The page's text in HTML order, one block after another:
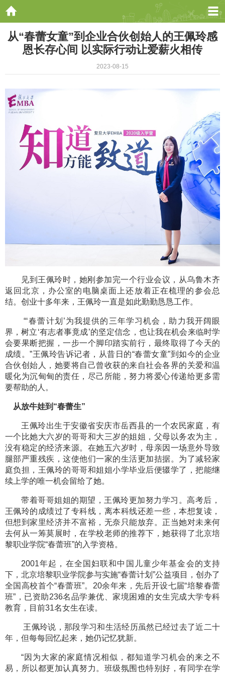
从“春蕾女童”到企业合伙创始人的王佩玲感
恩长存心间 以实际行动让爱薪火相传
2023-08-15
见到王佩玲时，她刚参加完一个行业会议，从乌鲁木齐
返回北京，办公室的电脑桌面上还放着正在梳理的参会总
结。创业十多年来，王佩玲一直是如此勤勤恳恳工作。
“‘春蕾计划’为我提供的三年学习机会，助力我开阔眼
界，树立‘有志者事竟成’的坚定信念，也让我在机会来临时学
会要果断把握，一步一个脚印踏实前行，最终取得了今天的
成绩。”王佩玲告诉记者，从昔日的“春蕾女童”到如今的企业
合伙创始人，她要将自己曾收获的来自社会各界的关爱和温
暖化为沉甸甸的责任，尽己所能，努力将爱心传递给更多需
要帮助的人。
从放牛娃到“春蕾生”
王佩玲出生于安徽省安庆市岳西县的一个农民家庭，有
一个比她大六岁的哥哥和大三岁的姐姐，父母以务农为主，
没有稳定的经济来源。在她五六岁时，母亲因一场意外导致
腿部严重残疾，这使他们一家的生活更加拮据。为了减轻家
庭负担，王佩玲的哥哥和姐姐小学毕业后便辍学了，把能继
续上学的唯一机会留给了她。
带着哥哥姐姐的期望，王佩玲更加努力学习。高考后，
王佩玲的成绩过了专科线，离本科线还差一些，本想复读，
但想到家里经济并不富裕，无奈只能放弃。正当她对未来何
去何从一筹莫展时，在学校老师的推荐下，她获得了北京培
黎职业学院“春蕾班”的入学资格。
2001年起，在全国妇联和中国儿童少年基金会的支持
下，北京培黎职业学院参与实施“春蕾计划”公益项目，创办了
全国高校首个“春蕾班”。20余年来，先后开设七届“培黎春蕾
班”，已资助236名品学兼优、家境困难的女生完成大学专科
教育，目前31名女生在读。
王佩玲说，那段学习和生活经历虽然已经过去了近二十
年，但每每回忆起来，她仍记忆犹新。
“因为大家的家庭情况相似，都知道学习机会的来之不
易，所以都更加认真努力。班级氛围也特别好，有同学在学